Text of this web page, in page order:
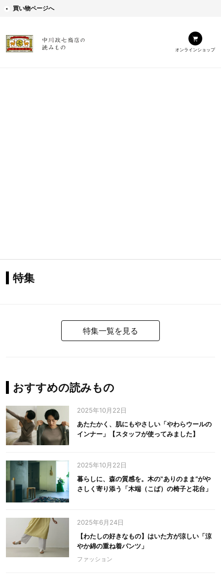
買い物ページへ
オンラインショップ
特集
特集一覧を見る
おすすめの読みもの
2025年10月22日
あたたかく、肌にもやさしい「やわらウールの
インナー」【スタッフが使ってみました】
2025年10月22日
暮らしに、森の質感を。木の‟ありのまま”がや
さしく寄り添う「木端（こば）の椅子と花台」
2025年6月24日
【わたしの好きなもの】はいた方が涼しい「涼
やか綿の重ね着パンツ」
ファッション